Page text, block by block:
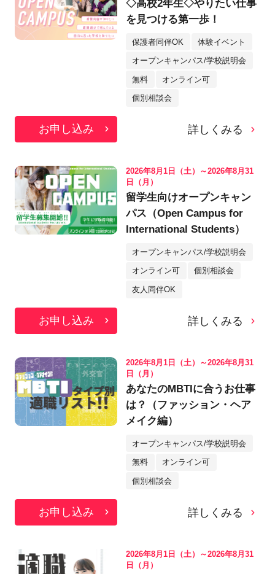
◇高校2年生◇やりたい仕事
を見つける第一歩！
保護者同伴OK 体験イベント
オープンキャンパス/学校説明会
無料 オンライン可
個別相談会
お申し込み 詳しくみる
2026年8月1日（土）～2026年8月31
日（月）
留学生向けオープンキャン
パス（Open Campus for
International Students）
オープンキャンパス/学校説明会
オンライン可 個別相談会
友人同伴OK
お申し込み 詳しくみる
2026年8月1日（土）～2026年8月31
日（月）
あなたのMBTIに合うお仕事
は？（ファッション・ヘア
メイク編）
オープンキャンパス/学校説明会
無料 オンライン可
個別相談会
お申し込み 詳しくみる
2026年8月1日（土）～2026年8月31
日（月）